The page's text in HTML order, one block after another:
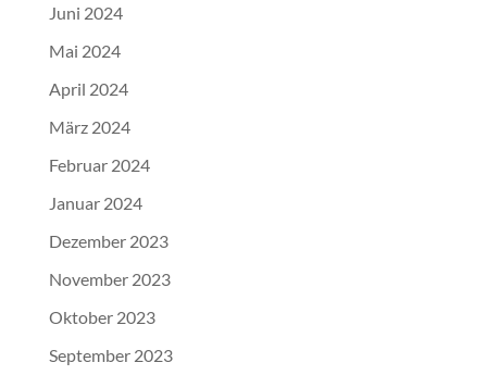
Juni 2024
Mai 2024
April 2024
März 2024
Februar 2024
Januar 2024
Dezember 2023
November 2023
Oktober 2023
September 2023